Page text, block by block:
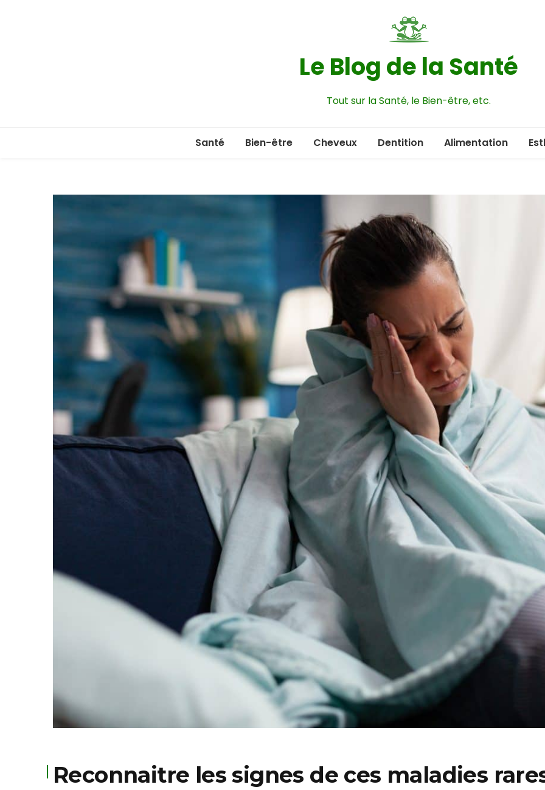
Le Blog de la Santé
Tout sur la Santé, le Bien-être, etc.
Santé Bien-être Cheveux Dentition Alimentation
Reconnaitre les signes de ces maladies